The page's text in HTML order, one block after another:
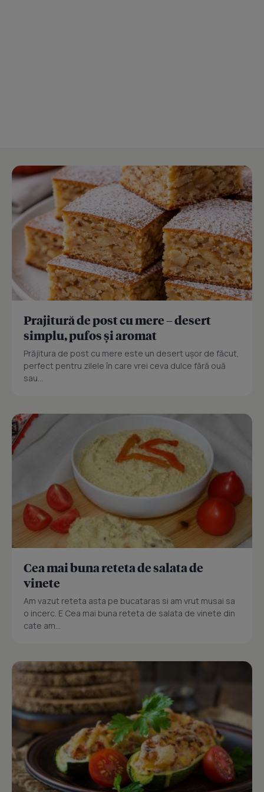
Prajitură de post cu mere – desert
simplu, pufos și aromat
Prăjitura de post cu mere este un desert ușor de făcut,
perfect pentru zilele în care vrei ceva dulce fără ouă
sau...
Cea mai buna reteta de salata de
vinete
Am vazut reteta asta pe bucataras si am vrut musai sa
o incerc. E Cea mai buna reteta de salata de vinete din
cate am...